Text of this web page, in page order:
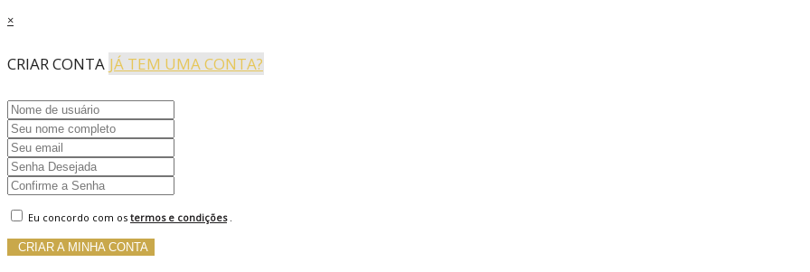
×
CRIAR CONTA JÁ TEM UMA CONTA?
Eu concordo com os termos e condições.
CRIAR A MINHA CONTA